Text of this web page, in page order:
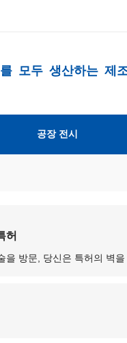
모두 생산하는 제
공장 전시
허
방문, 당신은 특허의 벽을